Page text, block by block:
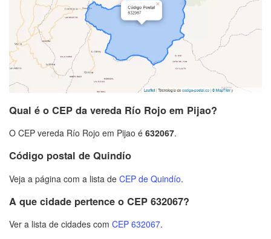
Qual é o CEP da vereda Río Rojo em Pijao?
O CEP vereda Río Rojo em Pijao é 632067.
Código postal de Quindío
Veja a página com a lista de CEP de Quindío.
A que cidade pertence o CEP 632067?
Ver a lista de cidades com CEP 632067.